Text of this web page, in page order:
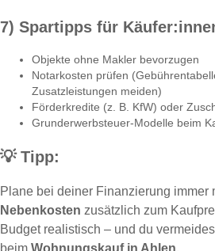
7) Spartipps für
Objekte ohne Makler bevorzugen
Notarkosten prüfen
Zusatzleistungen meiden)
Förderkredite (z. B. KfW) oder
Grunderwerbsteuer-Modelle beim
💡Tipp:
Plane bei deiner Finanzierung immer
Nebenkosten zusätzlich zum
Budget realistisch – und du